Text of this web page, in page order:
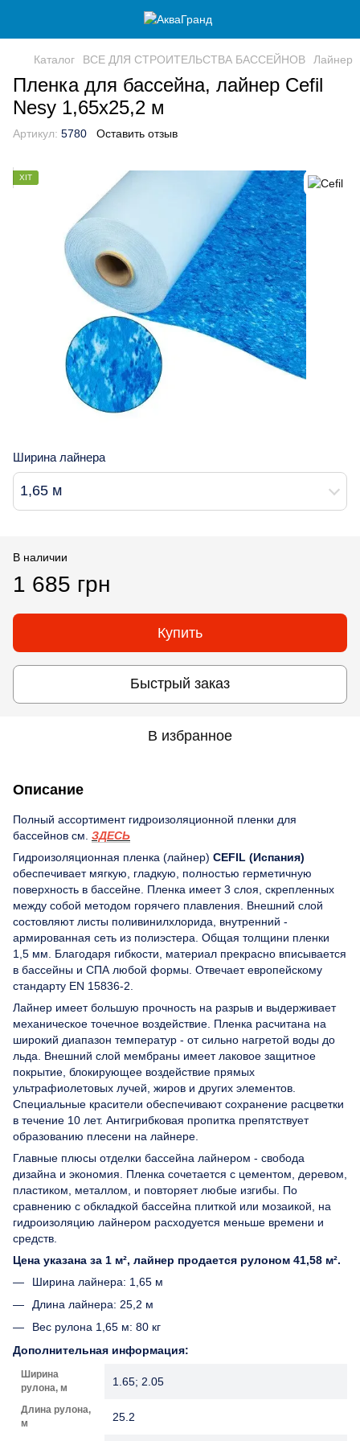
Каталог ВСЕ ДЛЯ СТРОИТЕЛЬСТВА БАССЕЙНОВ Лайнер
Пленка для бассейна, лайнер Cefil
Nesy 1,65х25,2 м
Артикул: 5780 Оставить отзыв
ХІТ
Ширина лайнера
1,65 м
В наличии
1 685 грн
Купить
Быстрый заказ
В избранное
Описание
Полный ассортимент гидроизоляционной пленки для
бассейнов см. ЗДЕСЬ
Гидроизоляционная пленка (лайнер) CEFIL (Испания)
обеспечивает мягкую, гладкую, полностью герметичную
поверхность в бассейне. Пленка имеет 3 слоя, скрепленных
между собой методом горячего плавления. Внешний слой
состовляют листы поливинилхлорида, внутренний -
армированная сеть из полиэстера. Общая толщини пленки
1,5 мм. Благодаря гибкости, материал прекрасно вписывается
в бассейны и СПА любой формы. Отвечает европейскому
стандарту EN 15836-2.
Лайнер имеет большую прочность на разрыв и выдерживает
механическое точечное воздействие. Пленка расчитана на
широкий диапазон температур - от сильно нагретой воды до
льда. Внешний слой мембраны имеет лаковое защитное
покрытие, блокирующее воздействие прямых
ультрафиолетовых лучей, жиров и других элементов.
Специальные красители обеспечивают сохранение расцветки
в течение 10 лет. Антигрибковая пропитка препятствует
образованию плесени на лайнере.
Главные плюсы отделки бассейна лайнером - свобода
дизайна и экономия. Пленка сочетается с цементом, деревом,
пластиком, металлом, и повторяет любые изгибы. По
сравнению с обкладкой бассейна плиткой или мозаикой, на
гидроизоляцию лайнером расходуется меньше времени и
средств.
Цена указана за 1 м², лайнер продается рулоном 41,58 м².
Ширина лайнера: 1,65 м
Длина лайнера: 25,2 м
Вес рулона 1,65 м: 80 кг
Дополнительная информация:
Ширина
рулона, м
1.65; 2.05
Длина рулона,
м
25.2